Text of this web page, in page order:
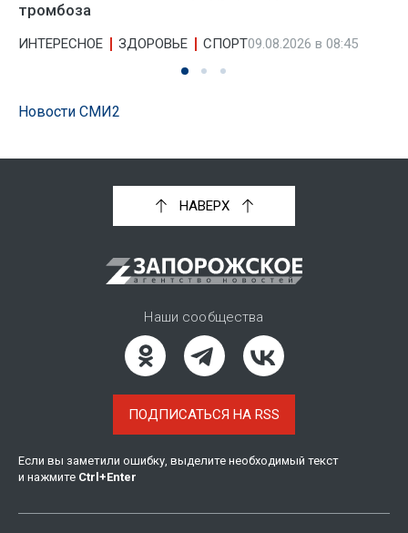
тромбоза
ИНТЕРЕСНОЕ ЗДОРОВЬЕ СПОРТ09.08.2026 в 08:45
Новости СМИ2
НАВЕРХ
Наши сообщества
ПОДПИСАТЬСЯ НА RSS
Если вы заметили ошибку, выделите необходимый текст
и нажмите Ctrl +Enter